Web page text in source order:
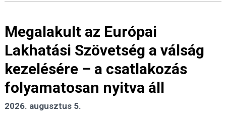
Megalakult az Európai
Lakhatási Szövetség a válság
kezelésére – a csatlakozás
folyamatosan nyitva áll
2026. augusztus 5.